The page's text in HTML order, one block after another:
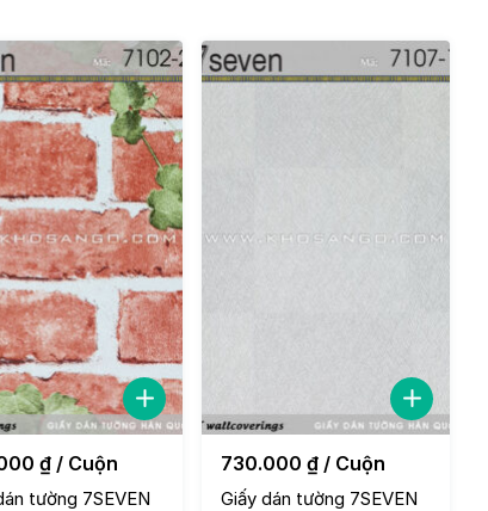
₫ / Cuộn
tường 7SEVEN
730.000 ₫ / Cuộn
Giấy dán tường 7SEVEN